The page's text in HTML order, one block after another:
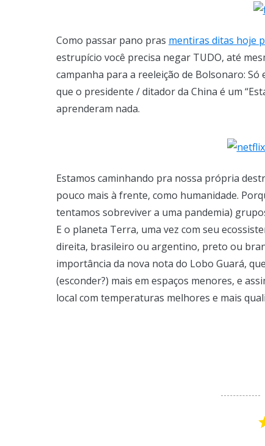
Como passar pano pras mentiras ditas hoje
estrupício você precisa negar TUDO, até
campanha para a reeleição de Bolsonaro:
que o presidente / ditador da China é um
aprenderam nada.
Estamos caminhando pra nossa própria
pouco mais à frente, como humanidade.
tentamos sobreviver a uma pandemia)
E o planeta Terra, uma vez com seu
direita, brasileiro ou argentino, preto ou
importância da nova nota do Lobo Guará,
(esconder?) mais em espaços menores, e
local com temperaturas melhores e mais